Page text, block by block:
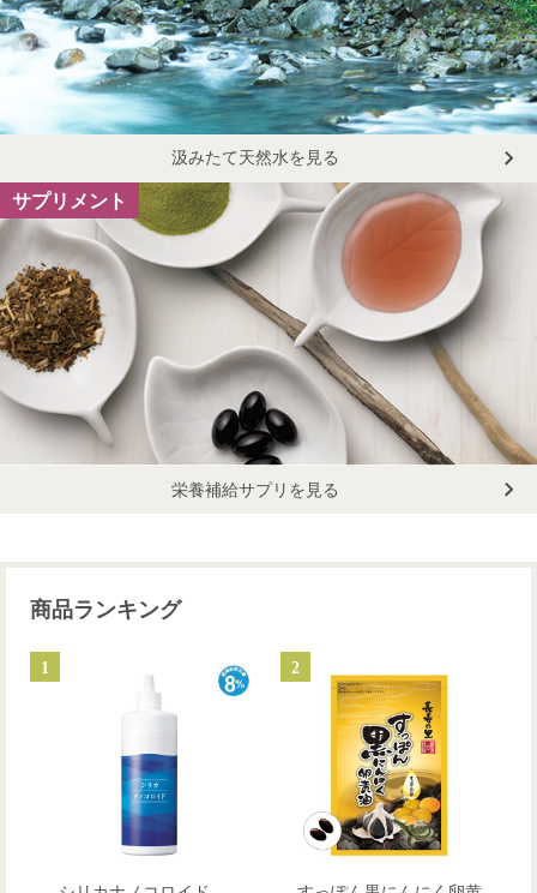
汲みたて天然水を見る
サプリメント
栄養補給サプリを見る
商品ランキング
1 2